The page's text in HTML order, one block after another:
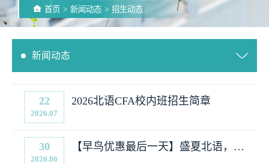
首页 > 新闻动态 > 招生动态
新闻动态
22
2026.07
2026北语CFA校内班招生简章
30
2026.06
【早鸟优惠最后一天】盛夏北语，丝